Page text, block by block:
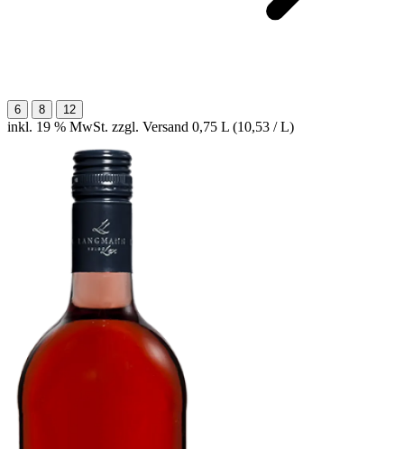
6 8 12
inkl. 19 % MwSt. zzgl. Versand 0,75 L (10,53 / L)